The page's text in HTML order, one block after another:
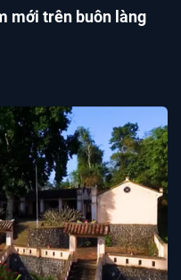
mới trên buôn làng